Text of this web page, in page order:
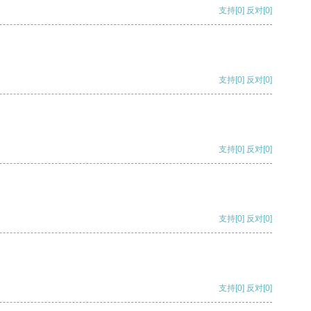
支持[0] 反对[0]
支持[0] 反对[0]
支持[0] 反对[0]
支持[0] 反对[0]
支持[0] 反对[0]